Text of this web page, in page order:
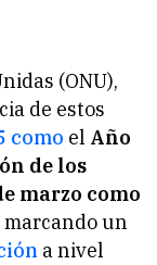
(ONU),
de estos
como el Año
de los
marzo como
marcando un
a nivel